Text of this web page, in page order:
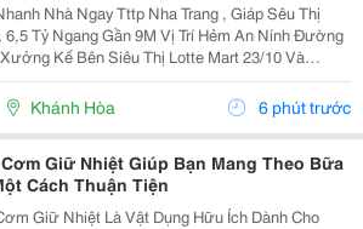
Nhà Ngay Tttp Nha Trang , Giáp Sêu Thị
Ngang Gần 9M Vị Trí Hẻm An Nính Đường
Kế Bên Siêu Thị Lotte Mart 23/10 Và
Phan Sào Nam. Cách Mặt Đường 23/10 Chỉ
Chợ Và Trường Học Các Cấp Ngay Gần Bên
Khánh Hòa 6 phút trước
Giữ Nhiệt Giúp Bạn Mang Theo Bữa
Cách Thuận Tiện
Giữ Nhiệt Là Vật Dụng Hữu Ích Dành Cho